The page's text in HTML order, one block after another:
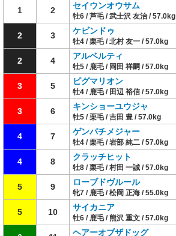
1 2 セイウンオウサム
牡6 / 芦毛 / 武士沢 友治 / 57.0kg
2 3 ケビンドゥ
牡4 / 栗毛 / 北村 友一 / 57.0kg
2 4 アルベルティ
牡5 / 鹿毛 / 岡田 祥嗣 / 57.0kg
3 5 ピグマリオン
牡4 / 鹿毛 / 田辺 裕信 / 57.0kg
3 6 キンショーユウジャ
牡5 / 栗毛 / 吉田 豊 / 57.0kg
4 7 ゲンパチメジャー
牡4 / 栗毛 / 岩部 純二 / 57.0kg
4 8 クラッチヒット
牡8 / 栗毛 / 村田 一誠 / 57.0kg
5 9 ローブドヴルール
牝7 / 鹿毛 / 松岡 正海 / 55.0kg
5 10 サイカニア
牡6 / 鹿毛 / 熊沢 重文 / 57.0kg
ヘアーオブザドッグ